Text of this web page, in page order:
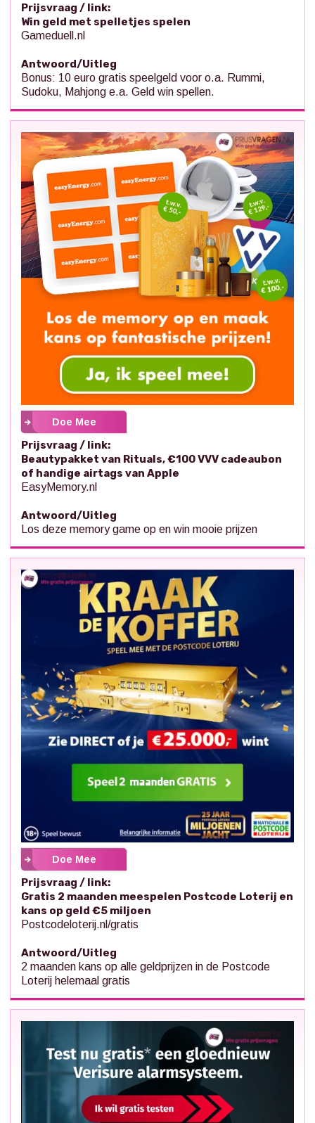
Prijsvraag / link:
Win geld met spelletjes spelen
Gameduell.nl
Antwoord/Uitleg
Bonus: 10 euro gratis speelgeld voor o.a. Rummi,
Sudoku, Mahjong e.a. Geld win spellen.
Doe Mee
Prijsvraag / link:
Beautypakket van Rituals, €100 VVV cadeaubon
of handige airtags van Apple
EasyMemory.nl
Antwoord/Uitleg
Los deze memory game op en win mooie prijzen
Doe Mee
Prijsvraag / link:
Gratis 2 maanden meespelen Postcode Loterij en
kans op geld €5 miljoen
Postcodeloterij.nl/gratis
Antwoord/Uitleg
2 maanden kans op alle geldprijzen in de Postcode
Loterij helemaal gratis